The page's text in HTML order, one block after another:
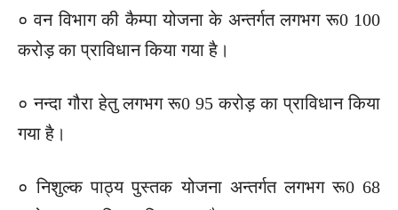
० वन विभाग की कैम्पा योजना के अन्तर्गत लगभग रू0 100
करोड़ का प्राविधान किया गया है।
० नन्दा गौरा हेतु लगभग रू0 95 करोड़ का प्राविधान किया
गया है।
० निशुल्क पाठ्य पुस्तक योजना अन्तर्गत लगभग रू0 68